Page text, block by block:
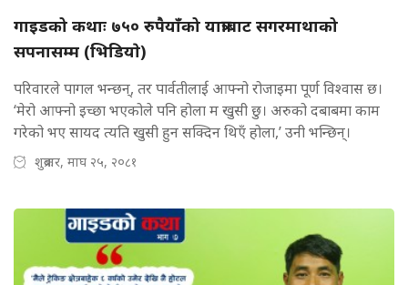
गाइडको कथाः ७५० रुपैयाँको यात्राबाट सगरमाथाको
सपनासम्म (भिडियाे)
परिवारले पागल भन्छन्, तर पार्वतीलाई आफ्नो रोजाइमा पूर्ण विश्वास छ।
‘मेरो आफ्नो इच्छा भएकोले पनि होला म खुसी छु। अरुको दबाबमा काम
गरेको भए सायद त्यति खुसी हुन सक्दिन थिएँ होला,’ उनी भन्छिन्।
शुक्रबार, माघ २५, २०८१